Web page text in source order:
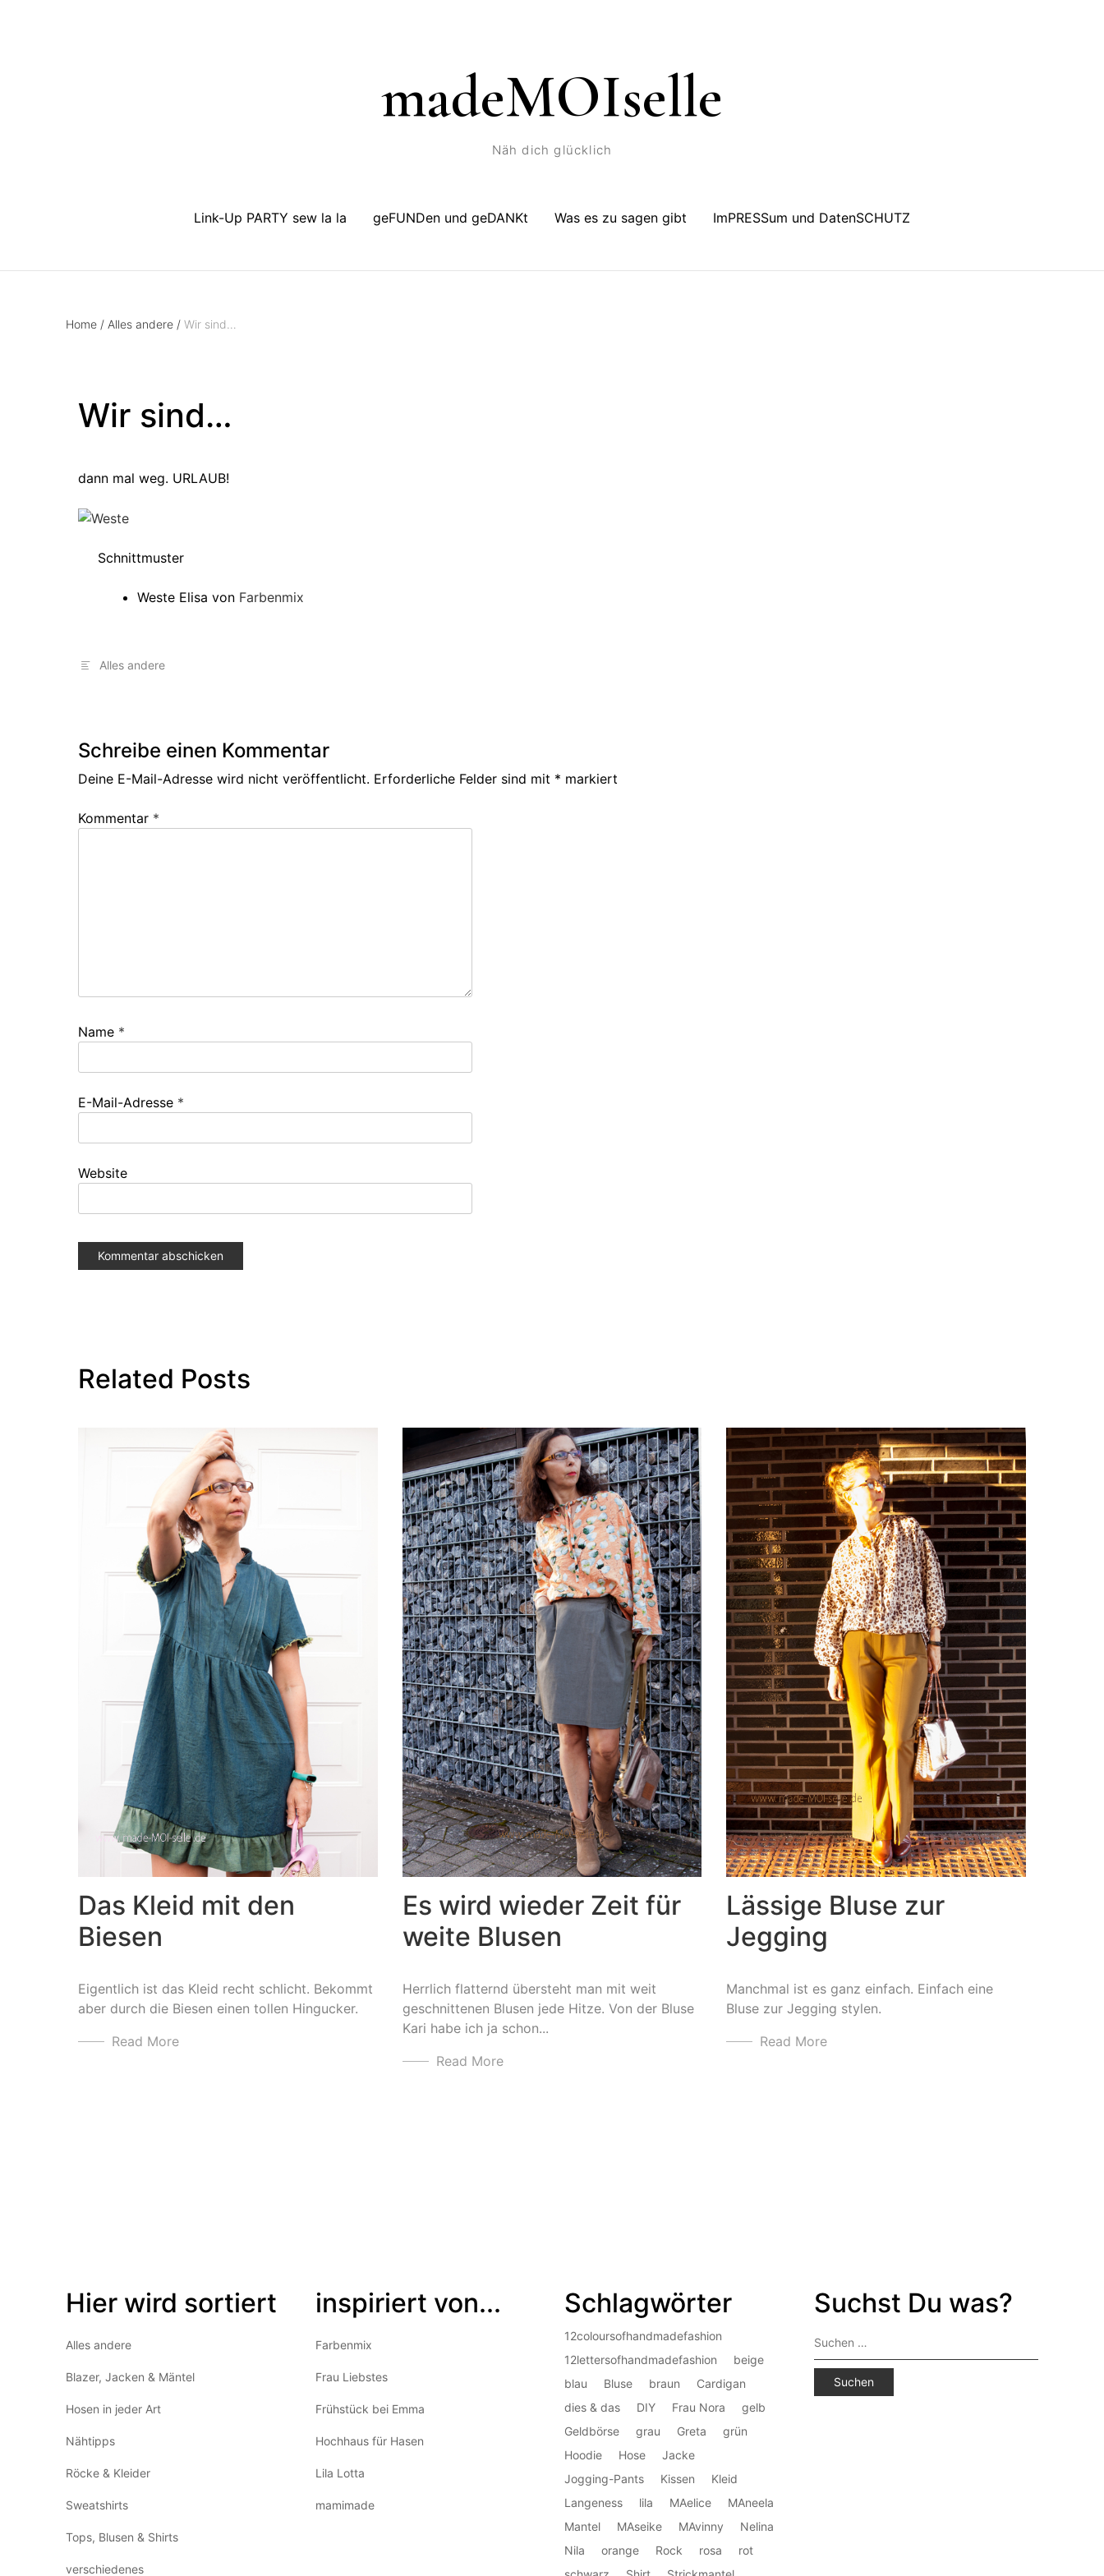
madeMOIselle
Näh dich glücklich
Link-Up PARTY sew la la geFUNDen und geDANKt Was es zu sagen gibt ImPRESSum und DatenSCHUTZ
Home / Alles andere / Wir sind…
Wir sind…
dann mal weg. URLAUB!
Schnittmuster
Weste Elisa von Farbenmix
Alles andere
Schreibe einen Kommentar
Deine E-Mail-Adresse wird nicht veröffentlicht. Erforderliche Felder sind mit * markiert
Kommentar *
Name *
E-Mail-Adresse *
Website
Related Posts
Das Kleid mit den
Biesen
Eigentlich ist das Kleid recht schlicht. Bekommt
aber durch die Biesen einen tollen Hingucker.
Read More
Es wird wieder Zeit für
weite Blusen
Herrlich flatternd übersteht man mit weit
geschnittenen Blusen jede Hitze. Von der Bluse
Kari habe ich ja schon...
Read More
Lässige Bluse zur
Jegging
Manchmal ist es ganz einfach. Einfach eine
Bluse zur Jegging stylen.
Read More
Hier wird sortiert
Alles andere
Blazer, Jacken & Mäntel
Hosen in jeder Art
Nähtipps
Röcke & Kleider
Sweatshirts
Tops, Blusen & Shirts
verschiedenes
inspiriert von...
Farbenmix
Frau Liebstes
Frühstück bei Emma
Hochhaus für Hasen
Lila Lotta
mamimade
Schlagwörter
12coloursofhandmadefashion
12lettersofhandmadefashion
beige
blau
Bluse braun
Cardigan
dies & das
DIY Frau Nora
gelb
Geldbörse
grau Greta
grün
Hoodie
Hose
Jacke
Jogging-Pants
Kissen
Kleid
Langeness
lila MAelice
MAneela
Mantel
MAseike MAvinny
Nelina
Nila
orange Rock rosa
rot
Suchst Du was?
Suchen